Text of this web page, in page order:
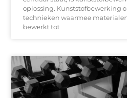
oplossing. Kunststofbewerking
technieken waarmee
bewerkt tot